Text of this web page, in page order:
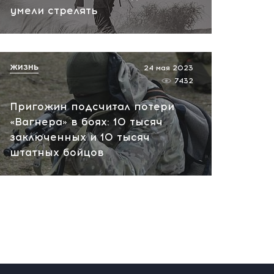
НАТО планирует и
России! Сенсационное
заявление хакеров
вчера, 10:07
умели стрелять
Пригожин подсчитал потери
«Вагнера» в боях: 10 тысяч
заключенных и 10 тысяч
штатных бойцов
24 мая 2023
7432
ЖИЗНЬ